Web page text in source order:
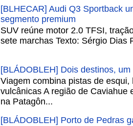
[BLHECAR] Audi Q3 Sportback
segmento premium
SUV reúne motor 2.0 TFSI,
sete marchas Texto: Sérgio Dias
[BLÁDOBLEH] Dois destinos,
Viagem combina pistas de
vulcânicas A região de Caviahue
na Patagôn...
[BLÁDOBLEH] Porto de Pedras